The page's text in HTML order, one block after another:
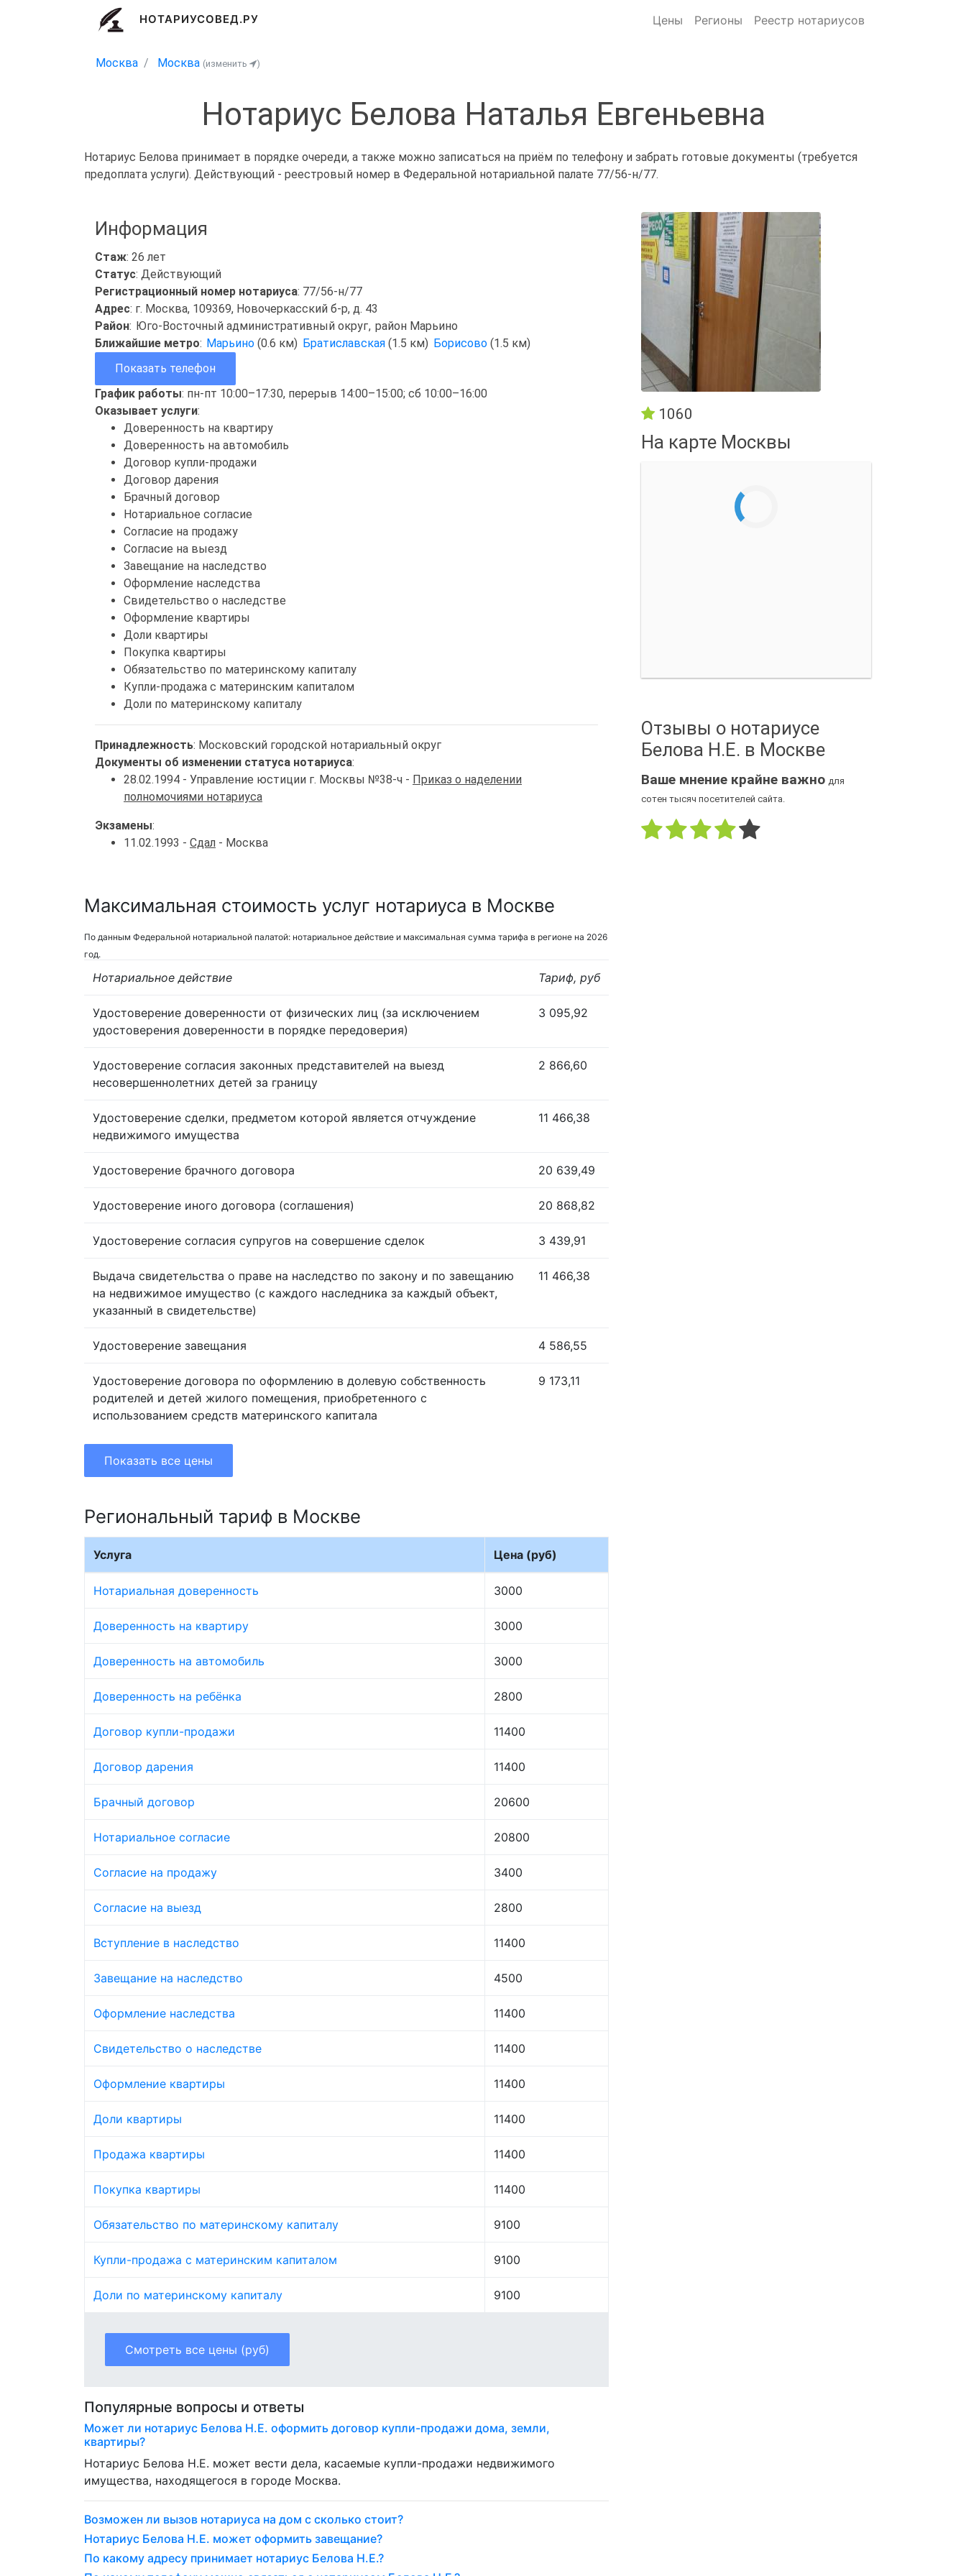
НОТАРИУСОВЕД.РУ Цены Регионы Реестр нотариусов
Москва Москва (изменить )
Нотариус Белова Наталья Евгеньевна
Нотариус Белова принимает в порядке очереди, а также можно записаться на приём по телефону и забрать готовые документы (требуется
предоплата услуги). Действующий - реестровый номер в Федеральной нотариальной палате 77/56-н/77.
Информация
Стаж: 26 лет
Статус: Действующий
Регистрационный номер нотариуса: 77/56-н/77
Адрес: г. Москва, 109369, Новочеркасский б-р, д. 43
Район: Юго-Восточный административный округ, район Марьино
Ближайшие метро: Марьино (0.6 км) Братиславская (1.5 км) Борисово (1.5 км)
Показать телефон
График работы: пн-пт 10:00–17:30, перерыв 14:00–15:00; сб 10:00–16:00
Оказывает услуги:
Доверенность на квартиру
Доверенность на автомобиль
Договор купли-продажи
Договор дарения
Брачный договор
Нотариальное согласие
Согласие на продажу
Согласие на выезд
Завещание на наследство
Оформление наследства
Свидетельство о наследстве
Оформление квартиры
Доли квартиры
Покупка квартиры
Обязательство по материнскому капиталу
Купли-продажа с материнским капиталом
Доли по материнскому капиталу
Принадлежность: Московский городской нотариальный округ
Документы об изменении статуса нотариуса:
28.02.1994 - Управление юстиции г. Москвы №38-ч - Приказ о наделении
полномочиями нотариуса
Экзамены:
11.02.1993 - Сдал - Москва
Максимальная стоимость услуг нотариуса в Москве
По данным Федеральной нотариальной палатой: нотариальное действие и максимальная сумма тарифа в регионе на 2026
год.
Нотариальное действие Тариф, руб
Удостоверение доверенности от физических лиц (за исключением
удостоверения доверенности в порядке передоверия)
3 095,92
Удостоверение согласия законных представителей на выезд
несовершеннолетних детей за границу
2 866,60
Удостоверение сделки, предметом которой является отчуждение
недвижимого имущества
11 466,38
Удостоверение брачного договора 20 639,49
Удостоверение иного договора (соглашения) 20 868,82
Удостоверение согласия супругов на совершение сделок 3 439,91
Выдача свидетельства о праве на наследство по закону и по завещанию
на недвижимое имущество (с каждого наследника за каждый объект,
указанный в свидетельстве)
11 466,38
Удостоверение завещания 4 586,55
Удостоверение договора по оформлению в долевую собственность
родителей и детей жилого помещения, приобретенного с
использованием средств материнского капитала
9 173,11
Показать все цены
Региональный тариф в Москве
Услуга Цена (руб)
Нотариальная доверенность 3000
Доверенность на квартиру 3000
Доверенность на автомобиль 3000
Доверенность на ребёнка 2800
Договор купли-продажи 11400
Договор дарения 11400
Брачный договор 20600
Нотариальное согласие 20800
Согласие на продажу 3400
Согласие на выезд 2800
Вступление в наследство 11400
Завещание на наследство 4500
Оформление наследства 11400
Свидетельство о наследстве 11400
Оформление квартиры 11400
Доли квартиры 11400
Продажа квартиры 11400
Покупка квартиры 11400
Обязательство по материнскому капиталу 9100
Купли-продажа с материнским капиталом 9100
Доли по материнскому капиталу 9100
Смотреть все цены (руб)
Популярные вопросы и ответы
Может ли нотариус Белова Н.Е. оформить договор купли-продажи дома, земли,
квартиры?
Нотариус Белова Н.Е. может вести дела, касаемые купли-продажи недвижимого
имущества, находящегося в городе Москва.
Возможен ли вызов нотариуса на дом с сколько стоит?
Нотариус Белова Н.Е. может оформить завещание?
По какому адресу принимает нотариус Белова Н.Е.?
1060
На карте Москвы
Отзывы о нотариусе
Белова Н.Е. в Москве
Ваше мнение крайне важно для
сотен тысяч посетителей сайта.